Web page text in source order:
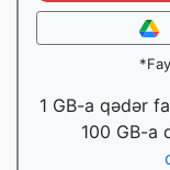
1 GB-a qədər
100 GB-a